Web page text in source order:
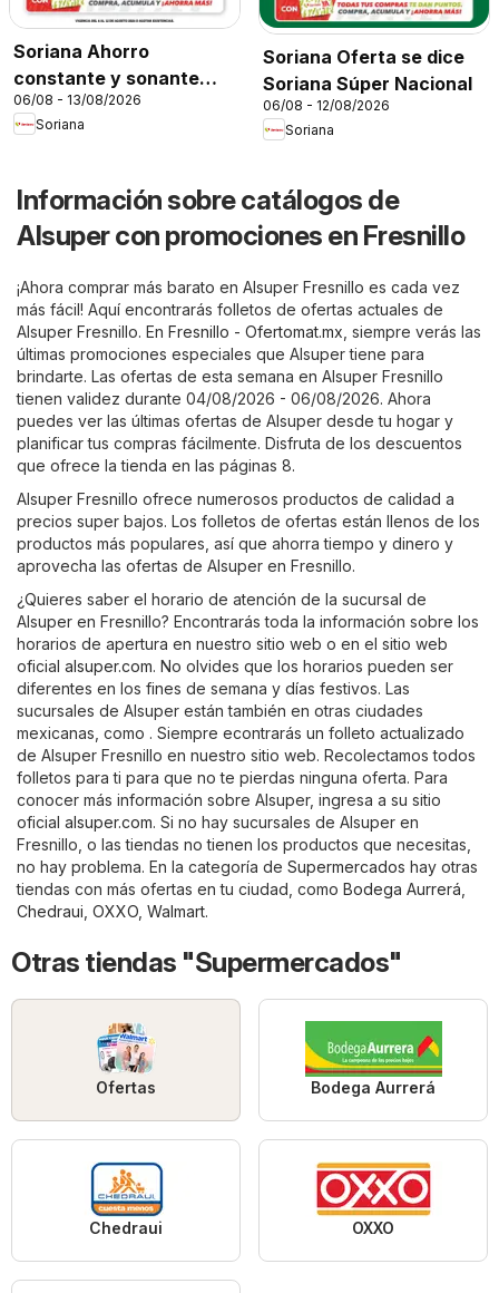
Soriana Ahorro
constante y sonante
Mercado Nacional
06/08 - 13/08/2026
Soriana
Soriana Oferta se dice
Soriana Súper Nacional
06/08 - 12/08/2026
Soriana
Información sobre catálogos de
Alsuper con promociones en Fresnillo
¡Ahora comprar más barato en Alsuper Fresnillo es cada vez
más fácil! Aquí encontrarás folletos de ofertas actuales de
Alsuper Fresnillo. En Fresnillo - Ofertomat.mx, siempre verás las
últimas promociones especiales que Alsuper tiene para
brindarte. Las ofertas de esta semana en Alsuper Fresnillo
tienen validez durante 04/08/2026 - 06/08/2026. Ahora
puedes ver las últimas ofertas de Alsuper desde tu hogar y
planificar tus compras fácilmente. Disfruta de los descuentos
que ofrece la tienda en las páginas 8.
Alsuper Fresnillo ofrece numerosos productos de calidad a
precios super bajos. Los folletos de ofertas están llenos de los
productos más populares, así que ahorra tiempo y dinero y
aprovecha las ofertas de Alsuper en Fresnillo.
¿Quieres saber el horario de atención de la sucursal de
Alsuper en Fresnillo? Encontrarás toda la información sobre los
horarios de apertura en nuestro sitio web o en el sitio web
oficial alsuper.com. No olvides que los horarios pueden ser
diferentes en los fines de semana y días festivos. Las
sucursales de Alsuper están también en otras ciudades
mexicanas, como . Siempre econtrarás un folleto actualizado
de Alsuper Fresnillo en nuestro sitio web. Recolectamos todos
folletos para ti para que no te pierdas ninguna oferta. Para
conocer más información sobre Alsuper, ingresa a su sitio
oficial alsuper.com. Si no hay sucursales de Alsuper en
Fresnillo, o las tiendas no tienen los productos que necesitas,
no hay problema. En la categoría de Supermercados hay otras
tiendas con más ofertas en tu ciudad, como Bodega Aurrerá,
Chedraui, OXXO, Walmart.
Otras tiendas "Supermercados"
Ofertas Bodega Aurrerá
Chedraui OXXO